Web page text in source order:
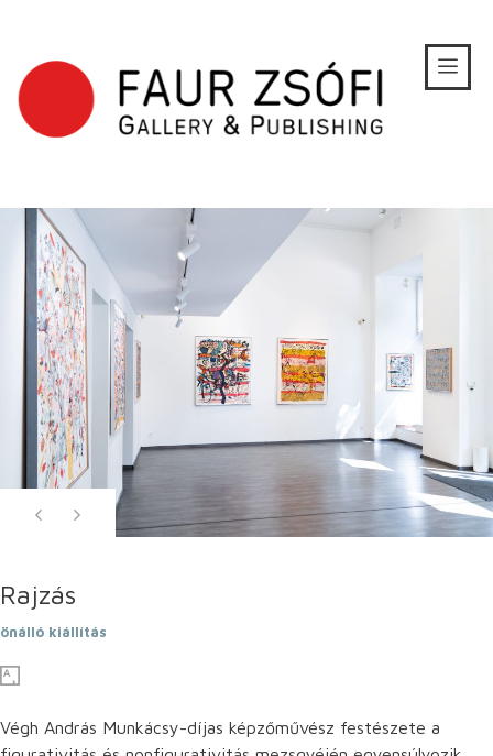
Rajzás
önálló kiállítás
Végh András Munkácsy-díjas képzőművész festészete a